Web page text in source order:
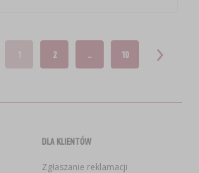
1 2 .. 10
DLA KLIENTÓW
Zgłaszanie reklamacji